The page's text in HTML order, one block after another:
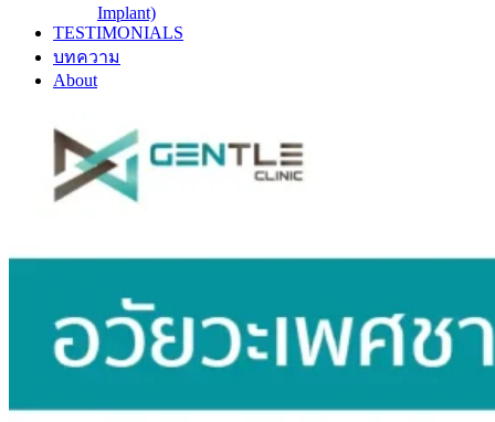
Implant)
TESTIMONIALS
บทความ
About